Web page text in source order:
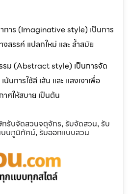
าร (Imaginative style) เป็นการ
สรรค์ แปลกใหม่ และ ล้ำสมัย
ม (Abstract style) เป็นการจัด
นการใช้สี เส้น และ แสงเงาเพื่อ
าศให้สบาย เป็นต้น
รับจัดสวนจตุจักร, รับจัดสวน, รับ
บภูมิทัศน์, รับออกแบบสวน